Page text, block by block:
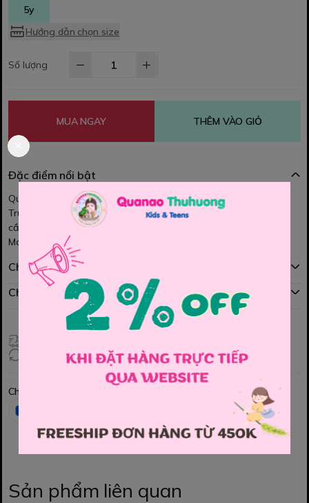
5y
Hướng dẫn chọn size
Số lượng
MUA NGAY THÊM VÀO GIỎ
Đặc điểm nổi bật
Quần short thun mỏng vừa, mịn, mềm mại, chất vải rất đẹp. Màu
Trung tính, Mặc đi học đi chơi đều oki. Dáng basic bé nào cũng
cần, dễ phối đồ. Quần lưng thun , dây rút thật Form đẹp, Bé mặc
Manly, thoải mái, mát mẻ, bền nhé các MOM
Chính sách mua hàng
Chính sách đổi hàng
Đổi hàng 3 ngày (HCM), 7 ngày (Tỉnh)
Chia sẻ
Sản phẩm liên quan